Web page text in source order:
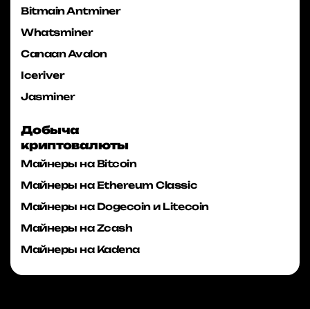
Bitmain Antminer
Whatsminer
Canaan Avalon
Iceriver
Jasminer
Добыча
криптовалюты
Майнеры на Bitcoin
Майнеры на Ethereum Classic
Майнеры на Dogecoin и Litecoin
Майнеры на Zcash
Майнеры на Kadena